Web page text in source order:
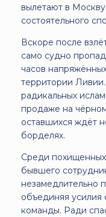
вылетают в
состоятельного
Вскоре после
само судно
часов
территории
радикальных
продаже на
оставшихся ждёт
борделях.
Среди похищенных
бывшего
незамедлительно
объединяя усилия
команды. Ради